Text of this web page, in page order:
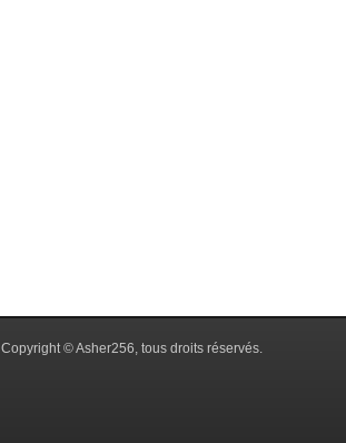
Copyright © Asher256, tous droits réservés.